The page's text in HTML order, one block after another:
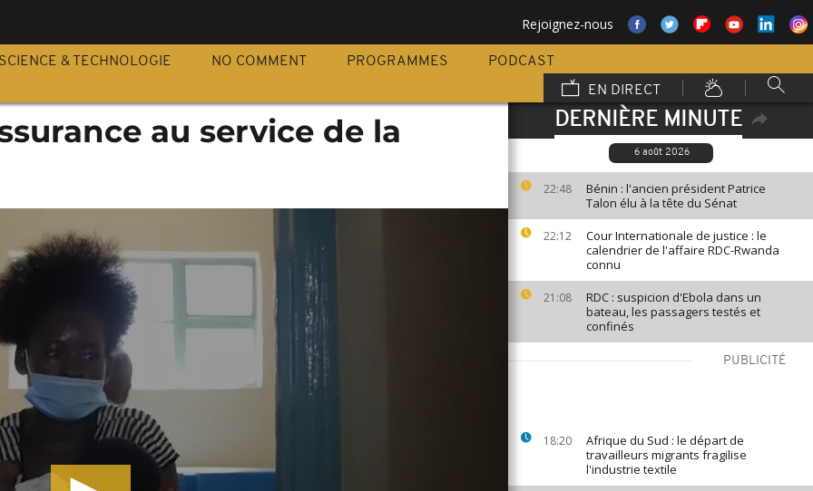
Rejoignez-nous
SCIENCE & TECHNOLOGIE NO COMMENT PROGRAMMES
PODCAST
EN DIRECT
DERNIÈRE MINUTE
6 août 2026
22:48
Bénin : l'ancien président Patrice
Talon élu à la tête du Sénat
22:12
Cour Internationale de justice : le
calendrier de l'affaire RDC-Rwanda
connu
21:08
RDC : suspicion d'Ebola dans un
bateau, les passagers testés et
confinés
PUBLICITÉ
18:20
Afrique du Sud : le départ de
travailleurs migrants fragilise
l'industrie textile
au service de la